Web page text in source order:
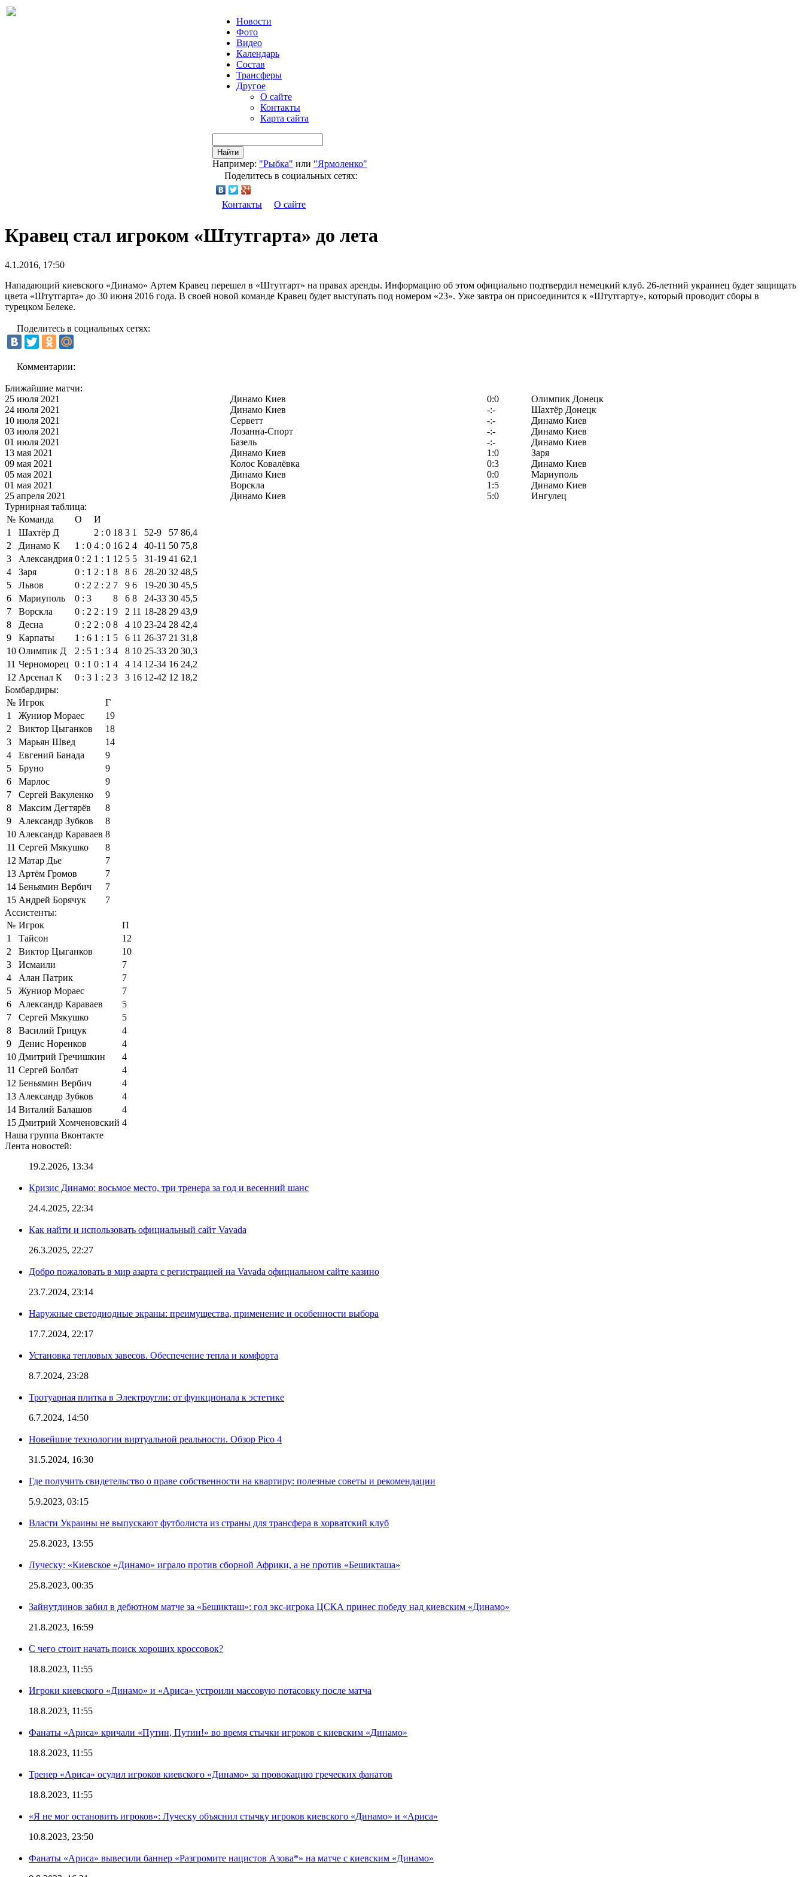
Новости
Фото
Видео
Календарь
Состав
Трансферы
Другое
О сайте
Контакты
Карта сайта
Найти
Например: "Рыбка" или "Ярмоленко"
Поделитесь в социальных сетях:
Контакты О сайте
Кравец стал игроком «Штутгарта» до лета
4.1.2016, 17:50
Нападающий киевского «Динамо» Артем Кравец перешел в «Штутгарт» на правах аренды. Информацию об этом официально подтвердил немецкий клуб. 26-летний украинец будет защищать
цвета «Штутгарта» до 30 июня 2016 года. В своей новой команде Кравец будет выступать под номером «23». Уже завтра он присоединится к «Штутгарту», который проводит сборы в
турецком Белеке.
Поделитесь в социальных сетях:
Комментарии:
Ближайшие матчи:
25 июля 2021
Динамо Киев 0:0
Олимпик Донецк
24 июля 2021
Динамо Киев -:-
Шахтёр Донецк
10 июля 2021
Серветт -:-
Динамо Киев
03 июля 2021
Лозанна-Спорт -:-
Динамо Киев
01 июля 2021
Базель -:-
Динамо Киев
13 мая 2021
Динамо Киев 1:0
Заря
09 мая 2021
Колос Ковалёвка 0:3
Динамо Киев
05 мая 2021
Динамо Киев 0:0
Мариуполь
01 мая 2021
Ворскла 1:5
Динамо Киев
25 апреля 2021
Динамо Киев 5:0
Ингулец
Турнирная таблица:
№ Команда О
И
1
Шахтёр Д 2 : 0 18 3 1 52‑9 57 86,4
2
Динамо К 1 : 0 4 : 0 16 2 4 40‑11 50 75,8
3
Александрия 0 : 2 1 : 1 12 5 5 31‑19 41 62,1
4
Заря 0 : 1 2 : 1 8 8 6 28‑20 32 48,5
5
Львов 0 : 2 2 : 2 7 9 6 19‑20 30 45,5
6
Мариуполь 0 : 3 8 6 8 24‑33 30 45,5
7
Ворскла 0 : 2 2 : 1 9 2 11 18‑28 29 43,9
8
Десна 0 : 2 2 : 0 8 4 10 23‑24 28 42,4
9
Карпаты 1 : 6 1 : 1 5 6 11 26‑37 21 31,8
10 Олимпик Д 2 : 5 1 : 3 4 8 10 25‑33 20 30,3
11 Черноморец 0 : 1 0 : 1 4 4 14 12‑34 16 24,2
12 Арсенал К 0 : 3 1 : 2 3 3 16 12‑42 12 18,2
Бомбардиры:
№ Игрок
Г
1
Жуниор Мораес
19
2
Виктор Цыганков
18
3
Марьян Швед
14
4
Евгений Банада
9
5
Бруно
9
6
Марлос
9
7
Сергей Вакуленко
9
8
Максим Дегтярёв
8
9
Александр Зубков
8
10 Александр Караваев 8
11 Сергей Мякушко
8
12 Матар Дье
7
13 Артём Громов
7
14 Беньямин Вербич
7
15 Андрей Борячук
7
Ассистенты:
№ Игрок
П
1
Тайсон
12
2
Виктор Цыганков
10
3
Исмаили
7
4
Алан Патрик
7
5
Жуниор Мораес
7
6
Александр Караваев
5
7
Сергей Мякушко
5
8
Василий Грицук
4
9
Денис Норенков
4
10 Дмитрий Гречишкин
4
11 Сергей Болбат
4
12 Беньямин Вербич
4
13 Александр Зубков
4
14 Виталий Балашов
4
15 Дмитрий Хомченовский 4
Наша группа Вконтакте
Лента новостей:
19.2.2026, 13:34
Кризис Динамо: восьмое место, три тренера за год и весенний шанс
24.4.2025, 22:34
Как найти и использовать официальный сайт Vavada
26.3.2025, 22:27
Добро пожаловать в мир азарта с регистрацией на Vavada официальном сайте казино
23.7.2024, 23:14
Наружные светодиодные экраны: преимущества, применение и особенности выбора
17.7.2024, 22:17
Установка тепловых завесов. Обеспечение тепла и комфорта
8.7.2024, 23:28
Тротуарная плитка в Электроугли: от функционала к эстетике
6.7.2024, 14:50
Новейшие технологии виртуальной реальности. Обзор Pico 4
31.5.2024, 16:30
Где получить свидетельство о праве собственности на квартиру: полезные советы и рекомендации
5.9.2023, 03:15
Власти Украины не выпускают футболиста из страны для трансфера в хорватский клуб
25.8.2023, 13:55
Луческу: «Киевское «Динамо» играло против сборной Африки, а не против «Бешикташа»
25.8.2023, 00:35
Зайнутдинов забил в дебютном матче за «Бешикташ»: гол экс-игрока ЦСКА принес победу над киевским «Динамо»
21.8.2023, 16:59
С чего стоит начать поиск хороших кроссовок?
18.8.2023, 11:55
Игроки киевского «Динамо» и «Ариса» устроили массовую потасовку после матча
18.8.2023, 11:55
Фанаты «Ариса» кричали «Путин, Путин!» во время стычки игроков с киевским «Динамо»
18.8.2023, 11:55
Тренер «Ариса» осудил игроков киевского «Динамо» за провокацию греческих фанатов
18.8.2023, 11:55
«Я не мог остановить игроков»: Луческу объяснил стычку игроков киевского «Динамо» и «Ариса»
10.8.2023, 23:50
Фанаты «Ариса» вывесили баннер «Разгромите нацистов Азова*» на матче с киевским «Динамо»